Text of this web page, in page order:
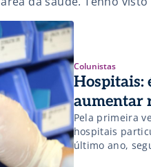
que tem gerado
e acessibilidade
Colunistas
Hospitais:
aumentar
Pela primeira
hospitais
último ano,
(Anahp). Um